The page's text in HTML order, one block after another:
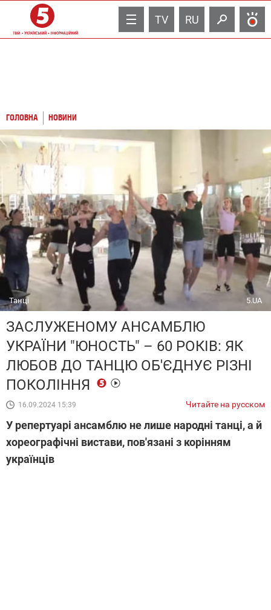
TV RU
ГОЛОВНА НОВИНИ
Танці 5.UA
ЗАСЛУЖЕНОМУ АНСАМБЛЮ
УКРАЇНИ "ЮНОСТЬ" – 60 РОКІВ: ЯК
ЛЮБОВ ДО ТАНЦЮ ОБ'ЄДНУЄ РІЗНІ
ПОКОЛІННЯ
16.09.2024 15:39 Читайте на русском
У репертуарі ансамблю не лише народні танці, а й
хореографічні вистави, пов'язані з корінням
українців